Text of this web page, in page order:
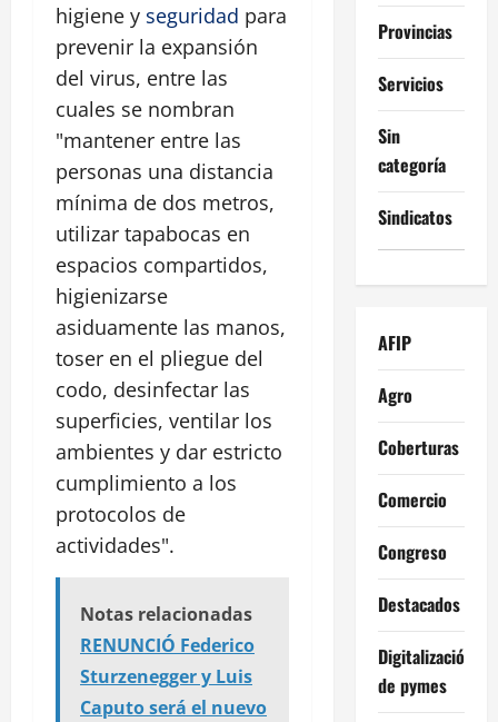
higiene y seguridad para
prevenir la expansión
del virus, entre las
cuales se nombran
"mantener entre las
personas una distancia
mínima de dos metros,
utilizar tapabocas en
espacios compartidos,
higienizarse
asiduamente las manos,
toser en el pliegue del
codo, desinfectar las
superficies, ventilar los
ambientes y dar estricto
cumplimiento a los
protocolos de
actividades".
Notas relacionadas
RENUNCIÓ Federico
Sturzenegger y Luis
Caputo será el nuevo
Provincias
Servicios
Sin
categoría
Sindicatos
AFIP
Agro
Coberturas
Comercio
Congreso
Destacados
Digitalización
de pymes